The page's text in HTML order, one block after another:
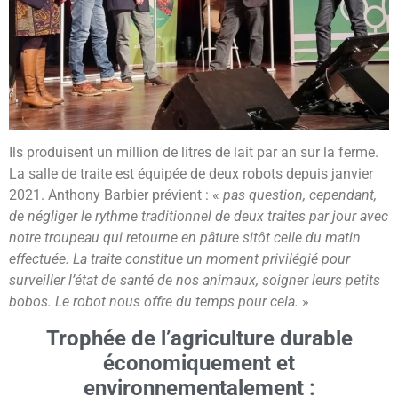
Ils produisent un million de litres de lait par an sur la ferme.
La salle de traite est équipée de deux robots depuis janvier
2021. Anthony Barbier prévient : « pas question, cependant,
de négliger le rythme traditionnel de deux traites par jour avec
notre troupeau qui retourne en pâture sitôt celle du matin
effectuée. La traite constitue un moment privilégié pour
surveiller l’état de santé de nos animaux, soigner leurs petits
bobos. Le robot nous offre du temps pour cela. »
Trophée de l’agriculture durable
économiquement et
environnementalement :